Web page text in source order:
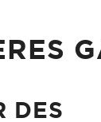
DES